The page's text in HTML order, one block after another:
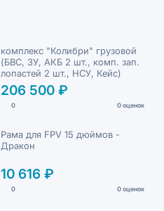
комплекс "Колибри" грузовой
(БВС, ЗУ, АКБ 2 шт., комп. зап.
лопастей 2 шт., НСУ, Кейс)
206 500 ₽
0 0 оценок
Рама для FPV 15 дюймов -
Дракон
10 616 ₽
0 0 оценок